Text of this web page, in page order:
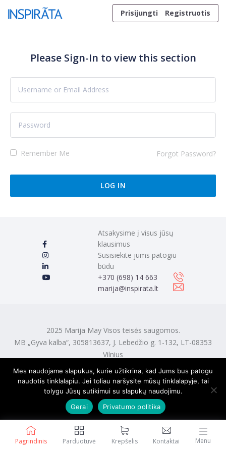
Skip to content
Prisijungti
Registruotis
Pagrindinis Parduotuvė Krepšelis Kontaktai Menu
Please Sign-In to view this section
Remember Me Forgot Password?
Atsakysime į visus jūsų
klausimus
Susisiekite jums patogiu
būdu
‭+370 (698) 14 663
marija@inspirata.lt
2025 Marija May Visos teisės saugomos.
MB „Gyva kalba“, 305813637, J. Lebedžio g. 1-132, LT-08353
Vilnius
Mes naudojame slapukus, kurie užtikrina, kad Jums bus patogu
naudotis tinklalapiu. Jei toliau naršysite mūsų tinklalapyje, tai
tolygu Jūsų sutikimui su slapukų naudojimu.
Gerai
Privatumo politika